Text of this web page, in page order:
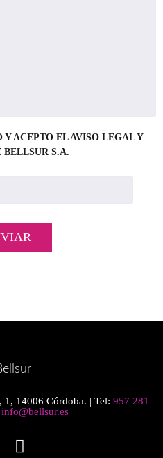
Y ACEPTO ELAVISO LEGAL Y
BELLSUR S.A.
1, 14006 Córdoba. | Tel: 957 281
info@bellsur.es